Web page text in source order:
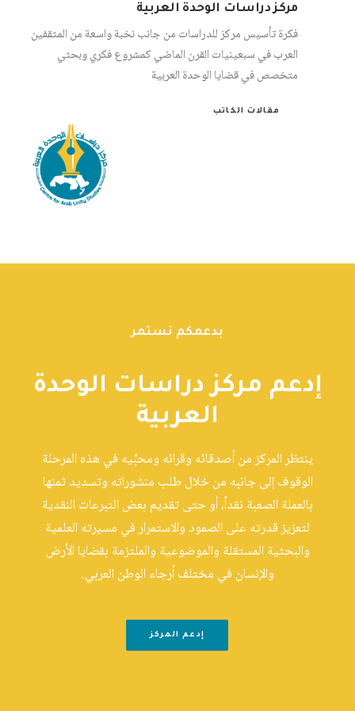
مركز دراسات الوحدة العربية
فكرة تأسيس مركز للدراسات من جانب نخبة واسعة من المثقفين
العرب في سبعينيات القرن الماضي كمشروع فكري وبحثي
متخصص في قضايا الوحدة العربية
مقالات الكاتب
بدعمكم نستمر
إدعم مركز دراسات الوحدة
العربية
ينتظر المركز من أصدقائه وقرائه ومحبِّيه في هذه المرحلة
الوقوف إلى جانبه من خلال طلب منشوراته وتسديد ثمنها
بالعملة الصعبة نقداً، أو حتى تقديم بعض التبرعات النقدية
لتعزيز قدرته على الصمود والاستمرار في مسيرته العلمية
والبحثية المستقلة والموضوعية والملتزمة بقضايا الأرض
والإنسان في مختلف أرجاء الوطن العربي.
إدعم المركز